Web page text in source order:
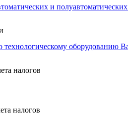
и
оборудованию
налогов
налогов